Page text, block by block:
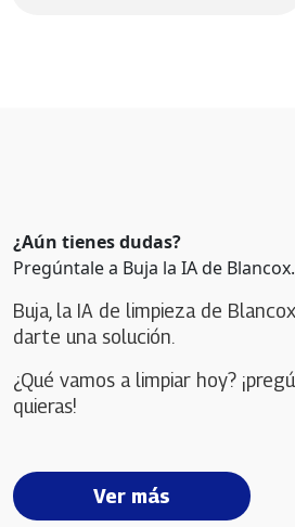
¿Aún tienes dudas?
Pregúntale a Buja la IA de Blancox.
Buja, la IA de limpieza de
darte una solución.
¿Qué vamos a limpiar hoy?
quieras!
Ver más